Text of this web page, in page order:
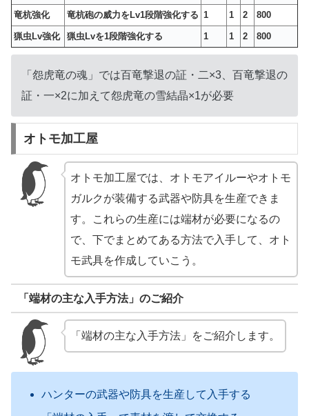
竜杭強化 竜杭砲の威力をLv1段階強化する 1 1 2 800
猟虫Lv強化 猟虫Lvを1段階強化する 1 1 2 800
「怨虎竜の魂」では百竜撃退の証・二×3、百竜撃退の
証・一×2に加えて怨虎竜の雪結晶×1が必要
オトモ加工屋
オトモ加工屋では、オトモアイルーやオトモ
ガルクが装備する武器や防具を生産できま
す。これらの生産には端材が必要になるの
で、下でまとめてある方法で入手して、オト
モ武具を作成していこう。
「端材の主な入手方法」のご紹介
「端材の主な入手方法」をご紹介します。
ハンターの武器や防具を生産して入手する